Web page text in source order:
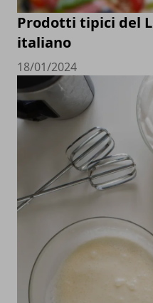
Prodotti tipici del
italiano
18/01/2024